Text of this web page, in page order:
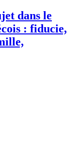
dans le
: fiducie,